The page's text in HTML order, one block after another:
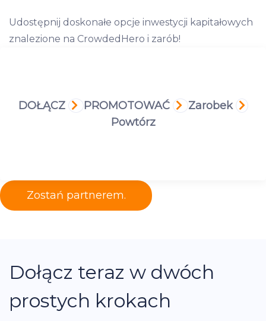
Udostępnij doskonałe opcje inwestycji kapitałowych
znalezione na CrowdedHero i zarób!
DOŁĄCZ PROMOTOWAĆ
Zarobek
Powtórz
Zostań partnerem.
Dołącz teraz w dwóch
prostych krokach